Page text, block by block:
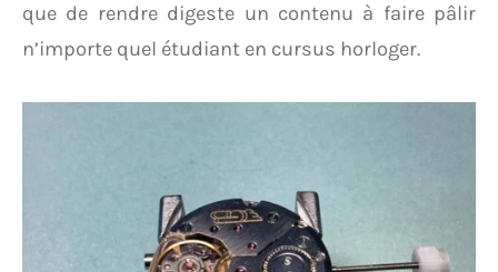
que de rendre digeste un contenu à faire pâlir
n’importe quel étudiant en cursus horloger.